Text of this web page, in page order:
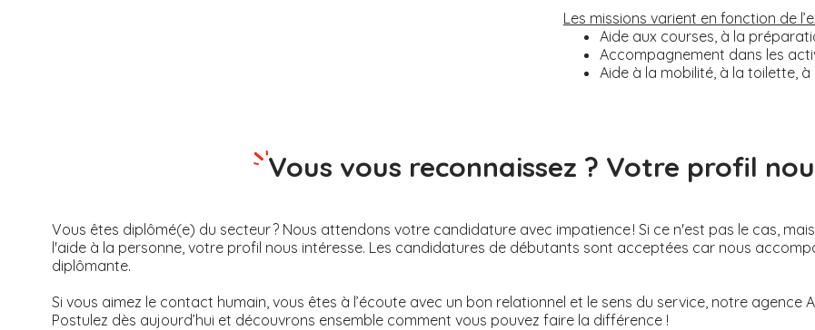
Les missions varient en fonction de
Aide aux courses, à la
Accompagnement dans les
Aide à la mobilité, à la toilette,
Vous vous reconnaissez ? Votre profil
Vous êtes diplômé(e) du secteur ? Nous attendons votre candidature avec impatience ! Si ce n'est pas le cas,
l'aide à la personne, votre profil nous intéresse. Les candidatures de débutants sont acceptées car nous
diplômante.
Si vous aimez le contact humain, vous êtes à l’écoute avec un bon relationnel et le sens du service, notre
Postulez dès aujourd’hui et découvrons ensemble comment vous pouvez faire la différence !